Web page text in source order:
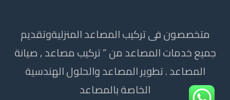
متخصصون فى تركيب المصاعد المنزليةوتقديم
جميع خدمات المصاعد من ” تركيب مصاعد , صيانة
المصاعد . تطوير المصاعد والحلول الهندسية
الخاصة بالمصاعد